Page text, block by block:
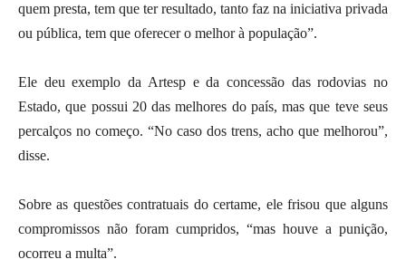
quem presta, tem que ter resultado, tanto faz na iniciativa privada
ou pública, tem que oferecer o melhor à população”.
Ele deu exemplo da Artesp e da concessão das rodovias no
Estado, que possui 20 das melhores do país, mas que teve seus
percalços no começo. “No caso dos trens, acho que melhorou”,
disse.
Sobre as questões contratuais do certame, ele frisou que alguns
compromissos não foram cumpridos, “mas houve a punição,
ocorreu a multa”.